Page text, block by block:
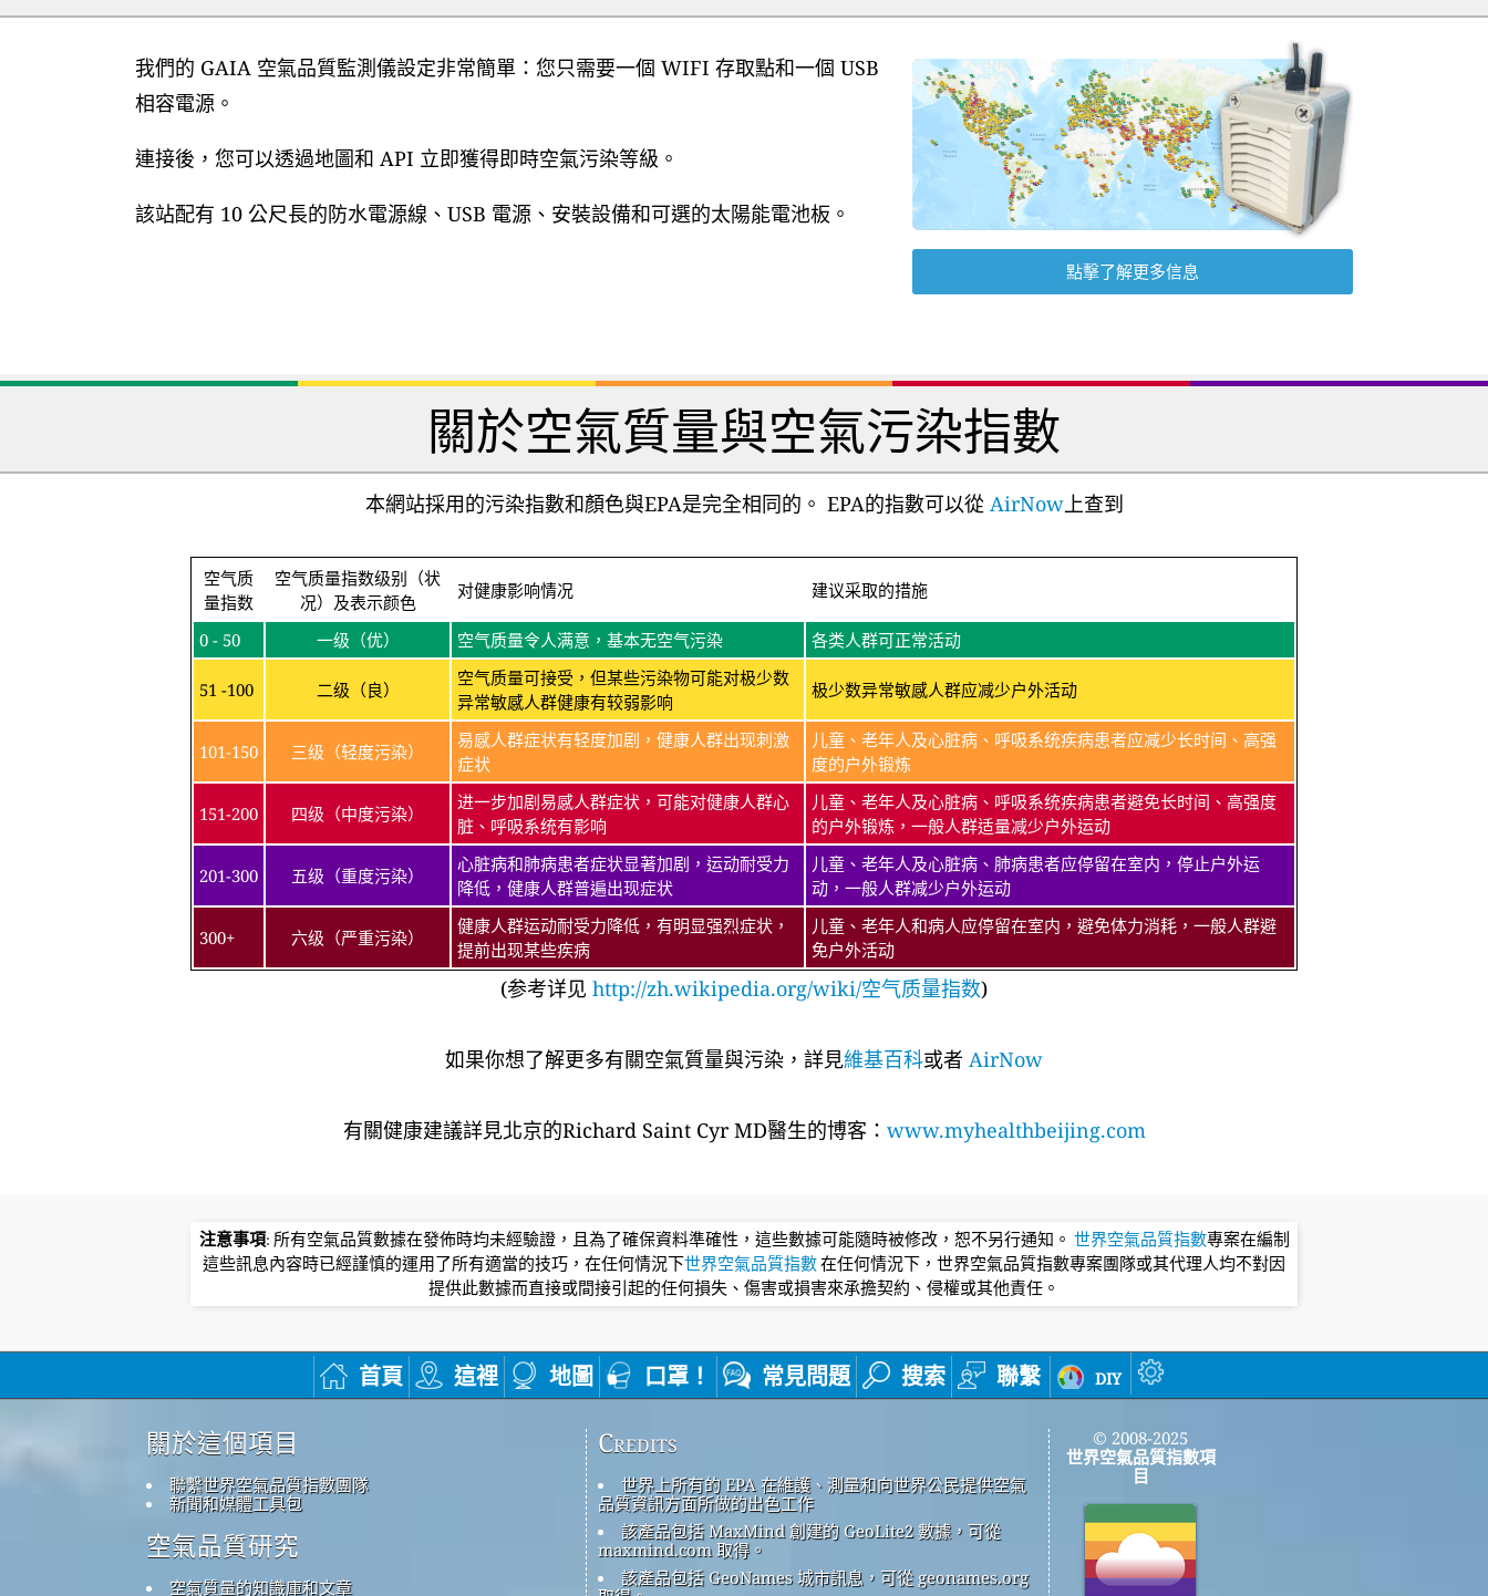
我們的 GAIA 空氣品質監測儀設定非常簡單：您只需要一個 WIFI 存取點和一個 USB
相容電源。
連接後，您可以透過地圖和 API 立即獲得即時空氣污染等級。
該站配有 10 公尺長的防水電源線、USB 電源、安裝設備和可選的太陽能電池板。
點擊了解更多信息
關於空氣質量與空氣污染指數
本網站採用的污染指數和顏色與EPA是完全相同的。 EPA的指數可以從AirNow上查到
空气质
量指数
空气质量指数级别（状
况）及表示颜色
对健康影响情况 建议采取的措施
0 - 50 一级（优） 空气质量令人满意，基本无空气污染 各类人群可正常活动
51 -100 二级（良）
空气质量可接受，但某些污染物可能对极少数
异常敏感人群健康有较弱影响
极少数异常敏感人群应减少户外活动
101-150 三级（轻度污染）
易感人群症状有轻度加剧，健康人群出现刺激
症状
儿童、老年人及心脏病、呼吸系统疾病患者应减少长时间、高强
度的户外锻炼
151-200 四级（中度污染）
进一步加剧易感人群症状，可能对健康人群心
脏、呼吸系统有影响
儿童、老年人及心脏病、呼吸系统疾病患者避免长时间、高强度
的户外锻炼，一般人群适量减少户外运动
201-300 五级（重度污染）
心脏病和肺病患者症状显著加剧，运动耐受力
降低，健康人群普遍出现症状
儿童、老年人及心脏病、肺病患者应停留在室内，停止户外运
动，一般人群减少户外运动
300+ 六级（严重污染）
健康人群运动耐受力降低，有明显强烈症状，
提前出现某些疾病
儿童、老年人和病人应停留在室内，避免体力消耗，一般人群避
免户外活动
(参考详见 http://zh.wikipedia.org/wiki/空气质量指数)
如果你想了解更多有關空氣質量與污染，詳見維基百科或者 AirNow
有關健康建議詳​​見北京的Richard Saint Cyr MD醫生的博客： www.myhealthbeijing.com
注意事項: 所有空氣品質數據在發佈時均未經驗證，且為了確保資料準確性，這些數據可能隨時被修改，恕不另行通知。 世界空氣品質指數專案在編制
這些訊息內容時已經謹慎的運用了所有適當的技巧，在任何情況下世界空氣品質指數在任何情況下，世界空氣品質指數專案團隊或其代理人均不對因
提供此數據而直接或間接引起的任何損失、傷害或損害來承擔契約、侵權或其他責任。
首頁 這裡 地圖 口罩！ 常見問題 搜索 聯繫 diy
關於這個項目
聯繫世界空氣品質指數團隊
新聞和媒體工具包
空氣品質研究
空氣質量的知識庫和文章
Credits
世界上所有的 EPA 在維護、測量和向世界公民提供空氣
品質資訊方面所做的出色工作
該產品包括 MaxMind 創建的 GeoLite2 數據，可從
maxmind.com 取得。
該產品包括 GeoNames 城市訊息，可從 geonames.org
© 2008-2025
世界空氣品質指數項
目